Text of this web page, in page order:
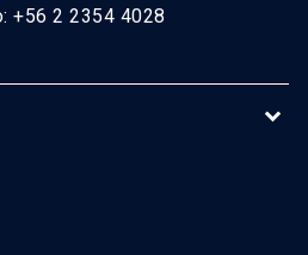
+56 2 2354 4028